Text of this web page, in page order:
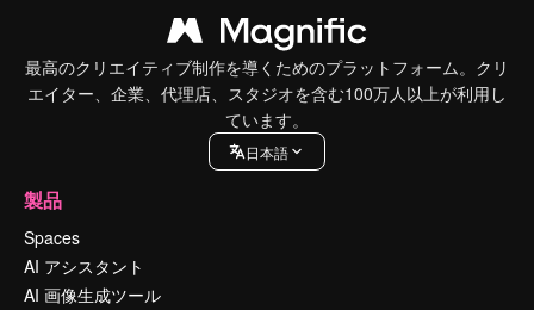
最高のクリエイティブ制作を導くためのプラットフォーム。クリ
エイター、企業、代理店、スタジオを含む100万人以上が利用し
ています。
日本語
製品
Spaces
AI アシスタント
AI 画像生成ツール